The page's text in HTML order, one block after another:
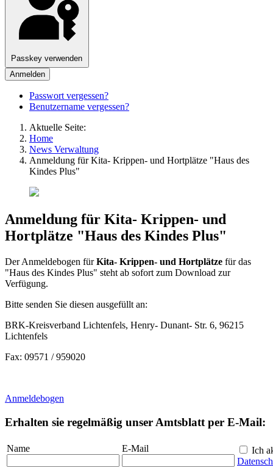
Passkey verwenden
Anmelden
Passwort vergessen?
Benutzername vergessen?
Aktuelle Seite:
Home
News Verwaltung
Anmeldung für Kita- Krippen- und Hortplätze "Haus des
Kindes Plus"
Anmeldung für Kita- Krippen- und
Hortplätze "Haus des Kindes Plus"
Der Anmeldebogen fürKita- Krippen- und Hortplätze für das
"Haus des Kindes Plus" steht ab sofort zum Download zur
Verfügung.
Bitte senden Sie diesen ausgefüllt an:
BRK-Kreisverband Lichtenfels, Henry- Dunant- Str. 6, 96215
Lichtenfels
Fax: 09571 / 959020
Anmeldebogen
Erhalten sie regelmäßig unser Amtsblatt per E-Mail:
Name E-Mail
Ich